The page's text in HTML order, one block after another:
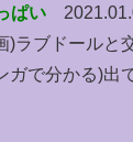
ぱい
)ラブドールと
ガで分かる)出